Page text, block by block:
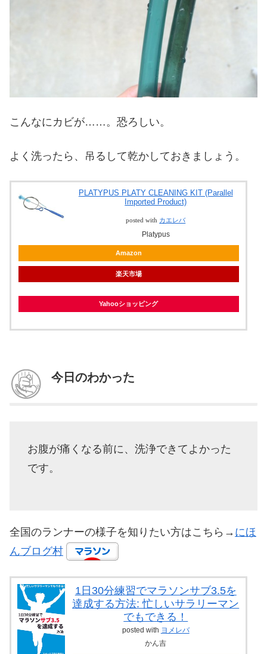
こんなにカビが……。恐ろしい。
よく洗ったら、吊るして乾かしておきましょう。
PLATYPUS PLATY CLEANING KIT (Parallel
Imported Product)
posted with カエレバ
Platypus
Amazon
楽天市場
Yahooショッピング
今日のわかった
お腹が痛くなる前に、洗浄できてよかった
です。
全国のランナーの様子を知りたい方はこちら→ にほ
んブログ村
1日30分練習でマラソンサブ3.5を
達成する方法: 忙しいサラリーマン
でもできる！
posted with ヨメレバ
かん吉